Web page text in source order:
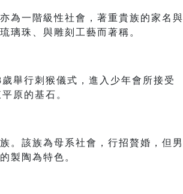
為一階級性社會，著重貴族的家名與
璃珠、與雕刻工藝而著稱。
舉行刺猴儀式，進入少年會所接受
原的基石。
。該族為母系社會，行招贅婚，但男
製陶為特色。